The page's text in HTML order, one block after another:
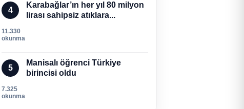
4
Karabağlar’ın her yıl 80 milyon
lirası sahipsiz atıklara...
11.330
okunma
5
Manisalı öğrenci Türkiye
birincisi oldu
7.325
okunma